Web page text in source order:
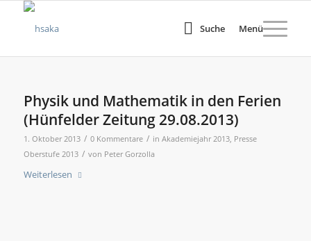
Suche Menü
Physik und Mathematik in den Ferien
(Hünfelder Zeitung 29.08.2013)
1. Oktober 2013 / 0 Kommentare / in Akademiejahr 2013, Presse
Oberstufe 2013 / von Peter Gorzolla
Weiterlesen